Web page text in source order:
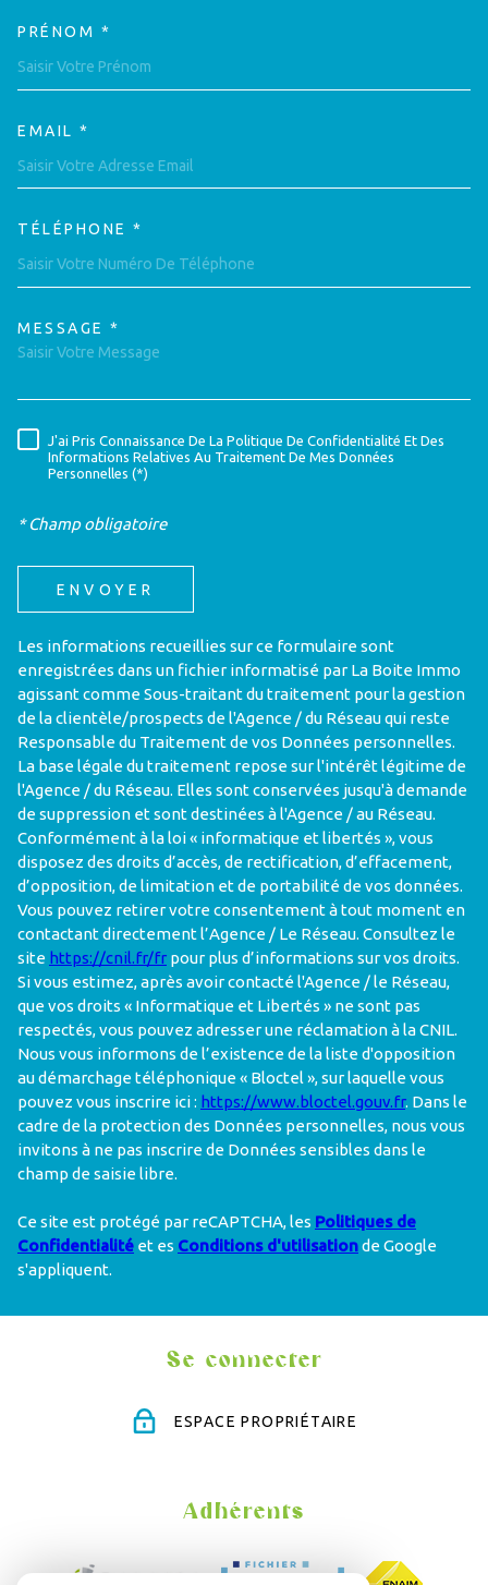
PRÉNOM *
EMAIL *
TÉLÉPHONE *
MESSAGE *
RÈGLEMENTATION
J'ai Pris Connaissance De La Politique De Confidentialité Et Des
Informations Relatives Au Traitement De Mes Données
Personnelles (*)
* Champ obligatoire
ENVOYER
Les informations recueillies sur ce formulaire sont
enregistrées dans un fichier informatisé par La Boite Immo
agissant comme Sous-traitant du traitement pour la gestion
de la clientèle/prospects de l'Agence / du Réseau qui reste
Responsable du Traitement de vos Données personnelles.
La base légale du traitement repose sur l'intérêt légitime de
l'Agence / du Réseau. Elles sont conservées jusqu'à demande
de suppression et sont destinées à l'Agence / au Réseau.
Conformément à la loi « informatique et libertés », vous
disposez des droits d’accès, de rectification, d’effacement,
d’opposition, de limitation et de portabilité de vos données.
Vous pouvez retirer votre consentement à tout moment en
contactant directement l’Agence / Le Réseau. Consultez le
site https://cnil.fr/fr pour plus d’informations sur vos droits.
Si vous estimez, après avoir contacté l'Agence / le Réseau,
que vos droits « Informatique et Libertés » ne sont pas
respectés, vous pouvez adresser une réclamation à la CNIL.
Nous vous informons de l’existence de la liste d'opposition
au démarchage téléphonique « Bloctel », sur laquelle vous
pouvez vous inscrire ici : https://www.bloctel.gouv.fr. Dans le
cadre de la protection des Données personnelles, nous vous
invitons à ne pas inscrire de Données sensibles dans le
champ de saisie libre.
Ce site est protégé par reCAPTCHA, les Politiques de
Confidentialité et es Conditions d'utilisationde Google
s'appliquent.
Se connecter
ESPACE PROPRIÉTAIRE
Adhérents